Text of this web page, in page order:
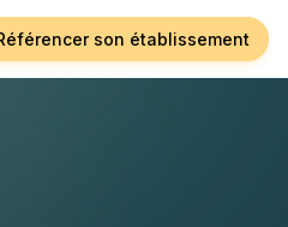
son établissement